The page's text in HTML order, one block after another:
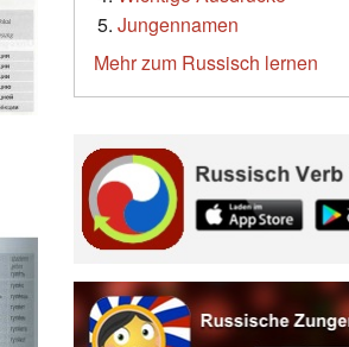
Jungennamen
Mehr zum Russisch lernen